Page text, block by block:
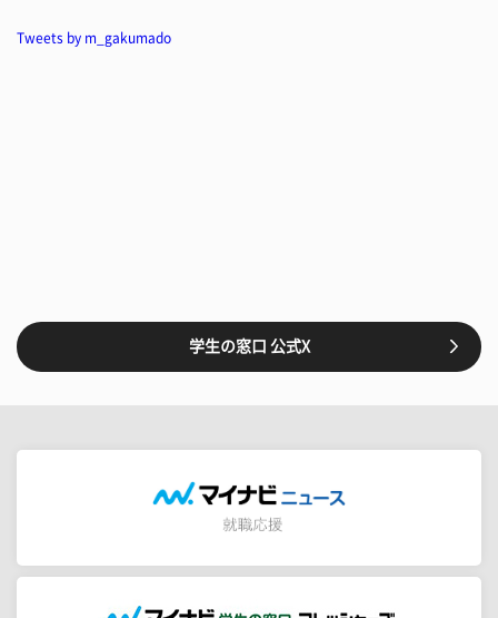
Tweets by m_gakumado
学生の窓口 公式X